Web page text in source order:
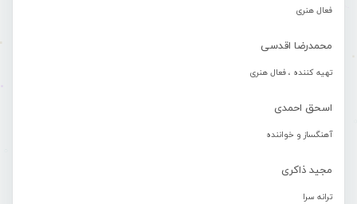
فعال هنری
محمدرضا اقدسی
تهیه کننده ، فعال هنری
اسحق احمدی
آهنگساز و خواننده
مجید ذاکری
ترانه سرا